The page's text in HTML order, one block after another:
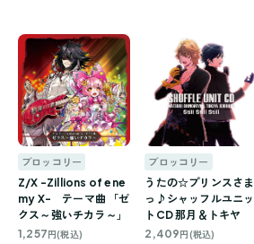
ブロッコリー
Z/X -Zillions of ene
my X- テーマ曲 「ゼ
クス～強いチカラ～」
1,257円(税込)
ブロッコリー
うたの☆プリンスさま
っ♪シャッフルユニッ
トCD 那月＆トキヤ
2,409円(税込)